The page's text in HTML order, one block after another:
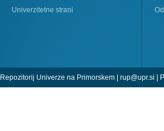
Univerzitetne strani
Repozitorij Univerze na Primorskem | rup@upr.si |